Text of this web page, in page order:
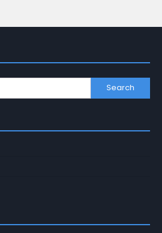
Search